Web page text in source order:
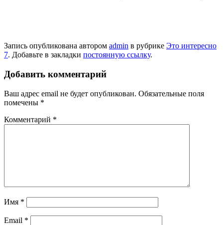
Запись опубликована автором admin в рубрике Это интересно
7. Добавьте в закладки постоянную ссылку.
Добавить комментарий
Ваш адрес email не будет опубликован. Обязательные поля
помечены *
Комментарий *
Имя *
Email *